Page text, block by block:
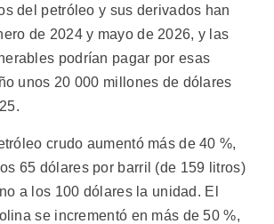
del petróleo y sus derivados han
de 2024 y mayo de 2026, y las
podrían pagar por esas
unos 20 000 millones de dólares
crudo aumentó más de 40 %,
65 dólares por barril (de 159 litros)
a los 100 dólares la unidad. El
se incrementó en más de 50 %,